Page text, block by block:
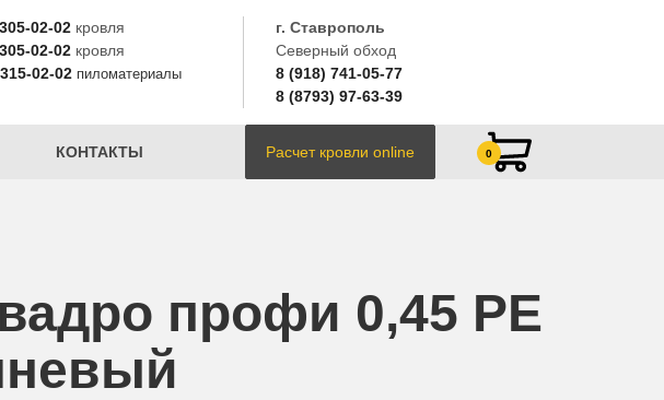
02-02кровля
02-02 кровля
02-02 пиломатериалы
г. Ставрополь
Северный обход
8 (918) 741-05-77
8 (8793) 97-63-39
КОНТАКТЫ Расчет кровли online 0
профи 0,45 PE